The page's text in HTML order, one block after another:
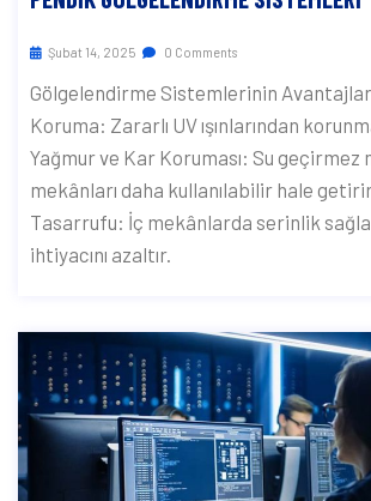
Şubat 14, 2025 0 Comments
Gölgelendirme Sistemlerinin
Koruma: Zararlı UV ışınlarından
Yağmur ve Kar Koruması: Su geçirmez
mekânları daha kullanılabilir hale
Tasarrufu: İç mekânlarda serinlik
ihtiyacını azaltır.